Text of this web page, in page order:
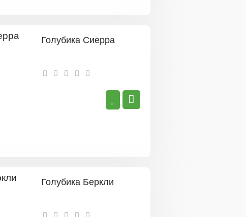
Голубика Сиерра
Голубика Беркли